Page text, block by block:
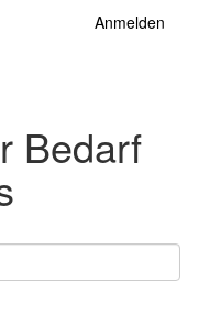
Anmelden
Bedarf